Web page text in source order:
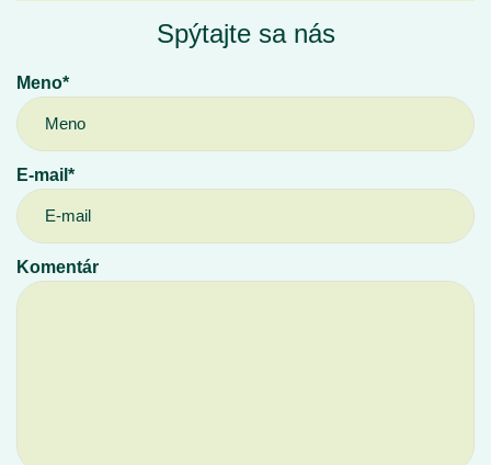
Spýtajte sa nás
Meno*
E-mail*
Komentár